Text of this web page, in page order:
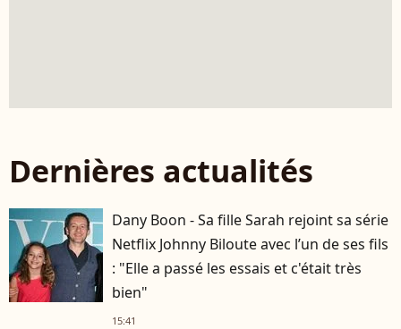
Dernières actualités
Dany Boon - Sa fille Sarah rejoint sa série
Netflix Johnny Biloute avec l’un de ses fils
: "Elle a passé les essais et c'était très
bien"
15:41